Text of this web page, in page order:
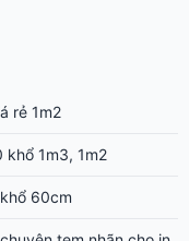
rẻ 1m2
1m3, 1m2
60cm